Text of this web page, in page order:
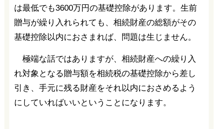
は最低でも3600万円の基礎控除があります。生前
贈与が繰り入れられても、相続財産の総額がその
基礎控除以内におさまれば、問題は生じません。
極端な話ではありますが、相続財産への繰り入
れ対象となる贈与額を相続税の基礎控除から差し
引き、手元に残る財産をそれ以内におさめるよう
にしていればいいということになります。